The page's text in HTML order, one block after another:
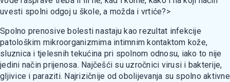
uvesti spolni odgoj u škole, a možda i vrtiće?>
Spolno prenosive bolesti nastaju kao rezultat infekcije
patološkim mikroorganizmima intimnim kontaktom kože,
sluznica i tjelesnih tekućina pri spolnom odnosu, iako to nije
jedini način prijenosa. Najčešći su uzročnici virusi i bakterije,
gljivice i paraziti. Najrizičnije od obolijevanja su spolno aktivne